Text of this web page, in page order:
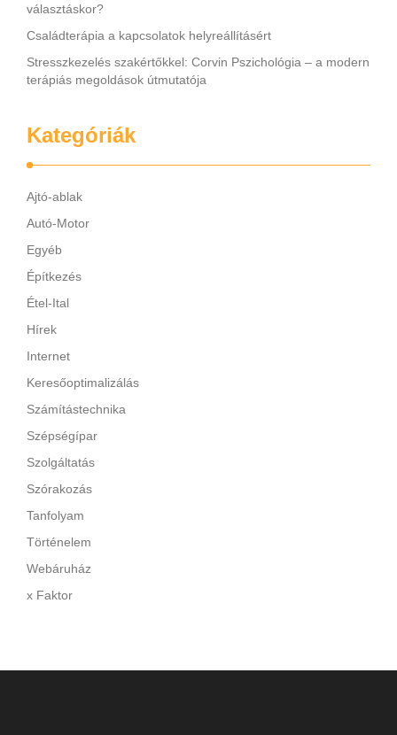
választáskor?
Családterápia a kapcsolatok helyreállításért
Stresszkezelés szakértőkkel: Corvin Pszichológia – a modern
terápiás megoldások útmutatója
Kategóriák
Ajtó-ablak
Autó-Motor
Egyéb
Építkezés
Étel-Ital
Hírek
Internet
Keresőoptimalizálás
Számítástechnika
Szépségípar
Szolgáltatás
Szórakozás
Tanfolyam
Történelem
Webáruház
x Faktor